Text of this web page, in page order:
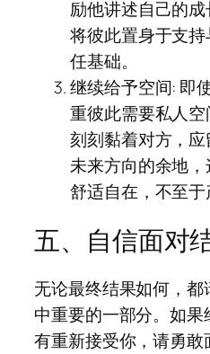
励他讲述自己的成
将彼此置身于支
任基础。
继续给予空间: 即
重彼此需要私人
刻刻黏着对方，
未来方向的余地
舒适自在，不至
五、自信面对
无论最终结果如何，
中重要的一部分。如
有重新接受你，请勇